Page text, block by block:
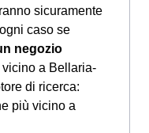
sicuramente
caso se
negozio
a Bellaria-
di ricerca:
più vicino a